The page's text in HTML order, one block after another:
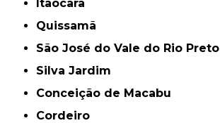
Itaocara
Quissamã
São José do Vale do Rio Preto
Silva Jardim
Conceição de Macabu
Cordeiro